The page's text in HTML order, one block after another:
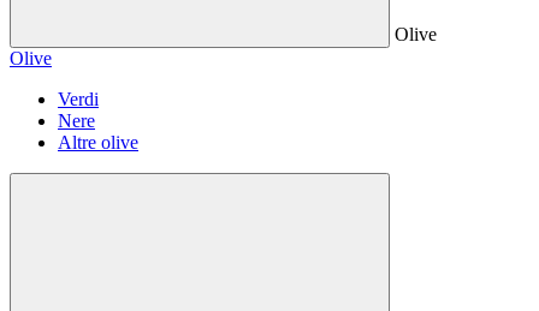
Olive
Olive
Verdi
Nere
Altre olive